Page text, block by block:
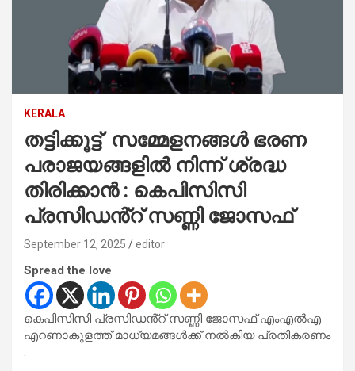
KERALA
തട്ടിക്കൂട്ട് സമ്മേളനങ്ങൾ ഭരണ
പരാജയങ്ങളിൽ നിന്ന് ശ്രദ്ധ
തിരിക്കാൻ : കെപിസിസി
പ്രസിഡൻ്റ് സണ്ണി ജോസഫ്
September 12, 2025 editor
Spread the love
കെപിസിസി പ്രസിഡൻ്റ് സണ്ണി ജോസഫ് എംഎൽഎ
എറണാകുളത്ത് മാധ്യമങ്ങൾക്ക് നൽകിയ പ്രതികരണം